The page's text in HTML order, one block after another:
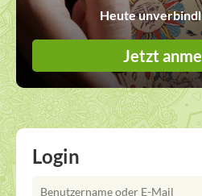
Heute
Jetzt
Login